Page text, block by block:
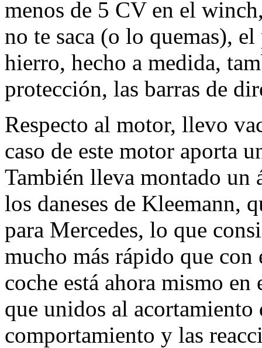
menos de 5 CV en el
no te saca (o lo quemas),
hierro, hecho a medida,
protección, las barras de
Respecto al motor, llevo
caso de este motor aporta
También lleva montado un
los daneses de Kleemann,
para Mercedes, lo que
mucho más rápido que
coche está ahora mismo
que unidos al
comportamiento y las